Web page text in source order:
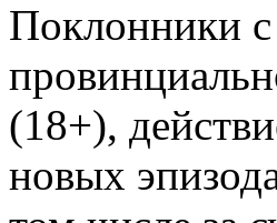
Поклонники с
(18+),
новых